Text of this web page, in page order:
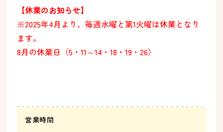
【休業のお知らせ】
※2025年4月より、毎週水曜と第1火曜は休業となり
ます。
8月の休業日（5・11～14・18・19・26）
営業時間